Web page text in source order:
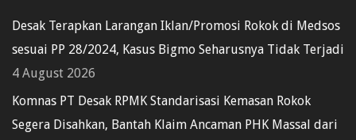
Desak Terapkan Larangan Iklan/Promosi Rokok di Medsos
sesuai PP 28/2024, Kasus Bigmo Seharusnya Tidak Terjadi
4 August 2026
Komnas PT Desak RPMK Standarisasi Kemasan Rokok
Segera Disahkan, Bantah Klaim Ancaman PHK Massal dari